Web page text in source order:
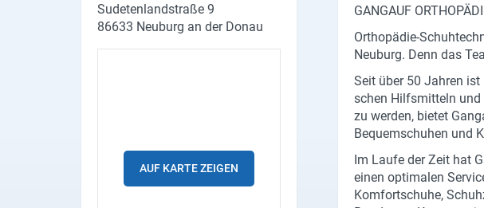
Sudetenlandstraße 9
86633 Neuburg an der Donau
AUF KARTE ZEIGEN
GANGAUF
Orthopädie-​
Neu­burg. Denn das
Seit über 50 Jah­ren
schen Hilfs­mit­teln und
zu wer­den, bie­tet
Be­quem­schu­hen und
Im Laufe der Zeit hat
einen op­ti­ma­len
Kom­fort­schu­he,
Produktgruppen